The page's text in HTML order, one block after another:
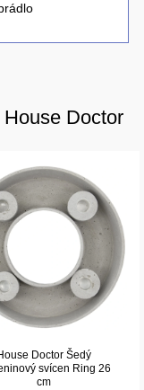
Doctor
Doctor Šedý
svícen Ring 26
cm